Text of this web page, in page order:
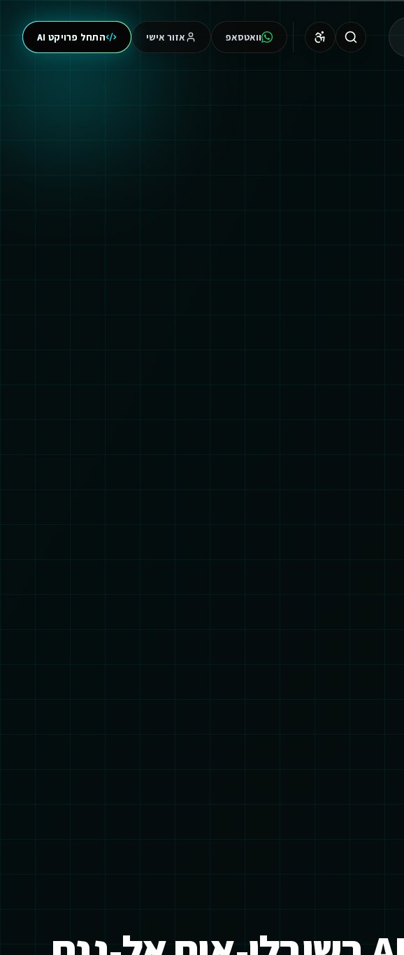
וואטסאפ אזור אישי התחל פרויקט AI